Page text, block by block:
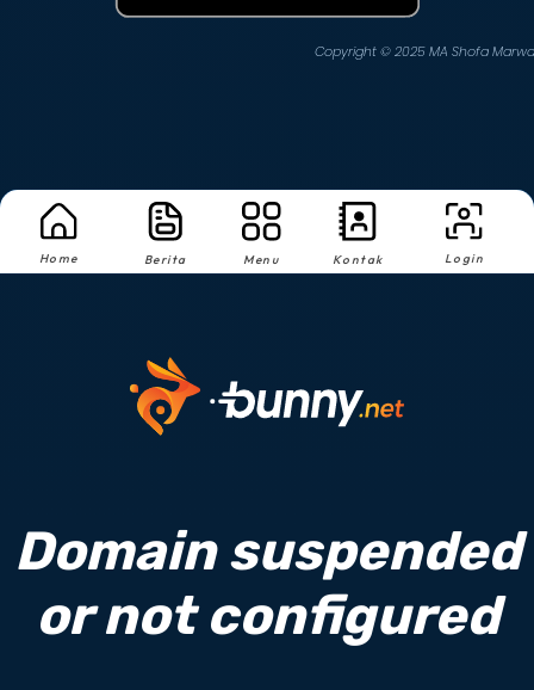
Copyright © 2025 MA Shofa
Home Berita Menu Kontak Login
Domain suspended
or not configured